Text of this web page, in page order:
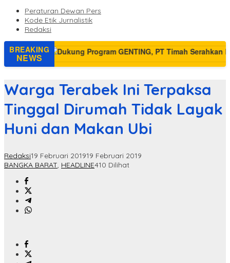
Peraturan Dewan Pers
Kode Etik Jurnalistik
Redaksi
BREAKING
NEWS
Warga Terabek Ini Terpaksa
Tinggal Dirumah Tidak Layak
Huni dan Makan Ubi
Redaksi19 Februari 201919 Februari 2019
BANGKA BARAT, HEADLINE410 Dilihat